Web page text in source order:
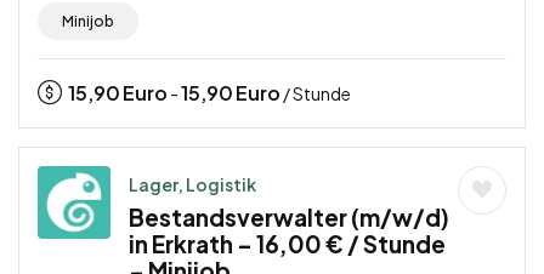
Minijob
15,90Euro -15,90Euro / Stunde
Lager, Logistik
Bestandsverwalter (m/w/d)
in Erkrath – 16,00 € / Stunde